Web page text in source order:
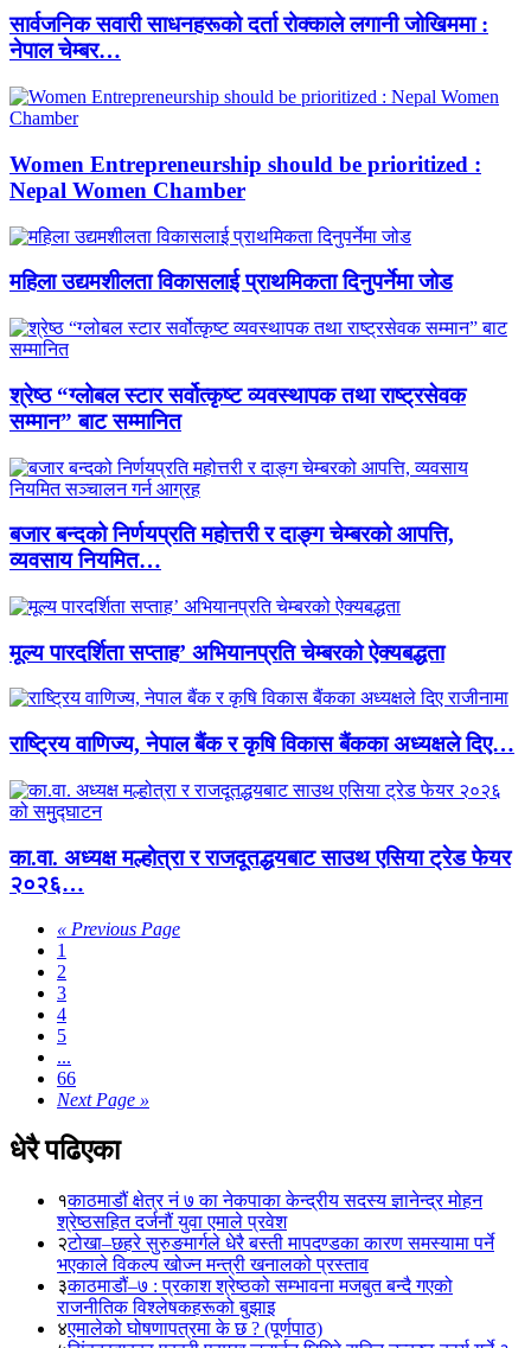
सार्वजनिक सवारी साधनहरूको दर्ता रोक्काले लगानी जोखिममा :
नेपाल चेम्बर…
Women Entrepreneurship should be prioritized :
Nepal Women Chamber
महिला उद्यमशीलता विकासलाई प्राथमिकता दिनुपर्नेमा जोड
श्रेष्ठ “ग्लोबल स्टार सर्वोत्कृष्ट व्यवस्थापक तथा राष्ट्रसेवक
सम्मान” बाट सम्मानित
बजार बन्दको निर्णयप्रति महोत्तरी र दाङ्ग चेम्बरको आपत्ति,
व्यवसाय नियमित…
मूल्य पारदर्शिता सप्ताह’ अभियानप्रति चेम्बरको ऐक्यबद्धता
राष्ट्रिय वाणिज्य, नेपाल बैंक र कृषि विकास बैंकका अध्यक्षले दिए…
का.वा. अध्यक्ष मल्होत्रा र राजदूतद्धयबाट साउथ एसिया ट्रेड फेयर
२०२६…
« Previous Page
1
2
3
4
5
...
66
Next Page »
धेरै पढिएका
१काठमाडौं क्षेत्र नं ७ का नेकपाका केन्द्रीय सदस्य ज्ञानेन्द्र मोहन
श्रेष्ठसहित दर्जनौं युवा एमाले प्रवेश
२टोखा–छहरे सुरुङमार्गले धेरै बस्ती मापदण्डका कारण समस्यामा पर्ने
भएकाले विकल्प खोज्न मन्त्री खनालको प्रस्ताव
३काठमाडौं–७ : प्रकाश श्रेष्ठको सम्भावना मजबुत बन्दै गएको
राजनीतिक विश्लेषकहरूको बुझाइ
४एमालेको घोषणापत्रमा के छ ? (पूर्णपाठ)